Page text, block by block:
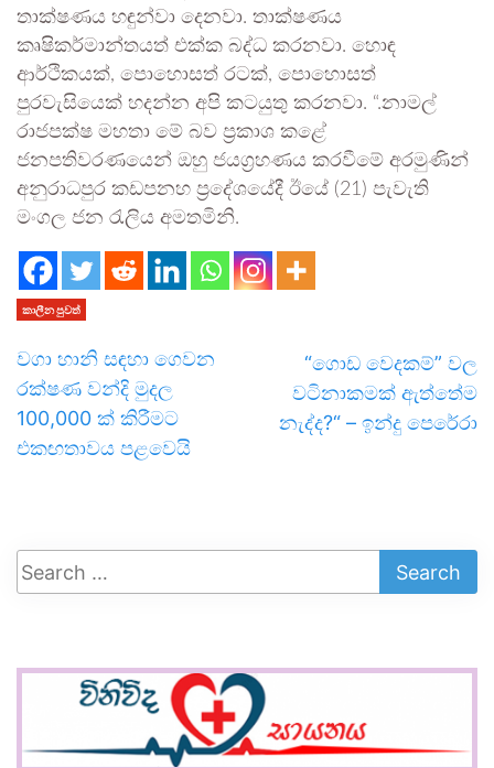
තාක්ෂණය හඳුන්වා දෙනවා. තාක්ෂණය
කෘෂිකර්මාන්තයත් එක්ක බද්ධ කරනවා. හොඳ
ආර්ථිකයක්, පොහොසත් රටක්, පොහොසත්
පුරවැසියෙක් හදන්න අපි කටයුතු කරනවා. “.නාමල්
රාජපක්ෂ මහතා මේ බව ප්‍රකාශ කළේ
ජනපතිවරණයෙන් ඔහු ජයග්‍රහණය කරවීමේ අරමුණින්
අනුරාධපුර කඩපනහ ප්‍රදේශයේදී ඊයේ (21) පැවැති
මංගල ජන රැලිය අමතමිනි.
කාලීන පුවත්
වගා හානි සඳහා ගෙවන
රක්ෂණ වන්දි මුදල
100,000 ක් කිරීමට
එකඟතාවය පළවෙයි
“ගොඩ වෙදකම්” වල
වටිනාකමක් ඇත්තේම
නැද්ද?“ – ඉන්දු පෙරේරා